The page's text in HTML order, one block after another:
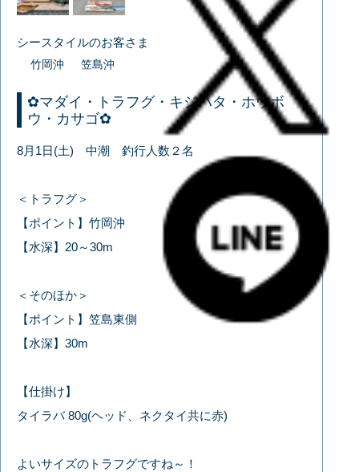
シースタイルのお客さま
竹岡沖 笠島沖
✿マダイ・トラフグ・キジハタ・ホウボ
ウ・カサゴ✿
8月1日(土) 中潮 釣行人数２名
＜トラフグ＞
【ポイント】竹岡沖
【水深】20～30m
＜そのほか＞
【ポイント】笠島東側
【水深】30m
【仕掛け】
タイラバ 80g(ヘッド、ネクタイ共に赤)
よいサイズのトラフグですね～！